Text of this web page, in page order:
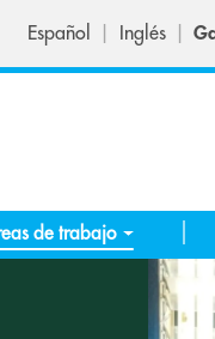
Español Inglés
de trabajo